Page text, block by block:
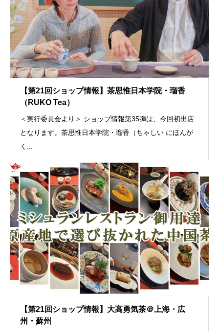
【第21回ショップ情報】茶思惟日本学院・瑠香
（RUKO Tea）
＜実行委員会より＞ ショップ情報第35弾は、今回初出店
となります。茶思惟日本学院・瑠香（ちゃしい にほんが
く...
【第21回ショップ情報】大高勇気茶＠上海・広
州・蘇州